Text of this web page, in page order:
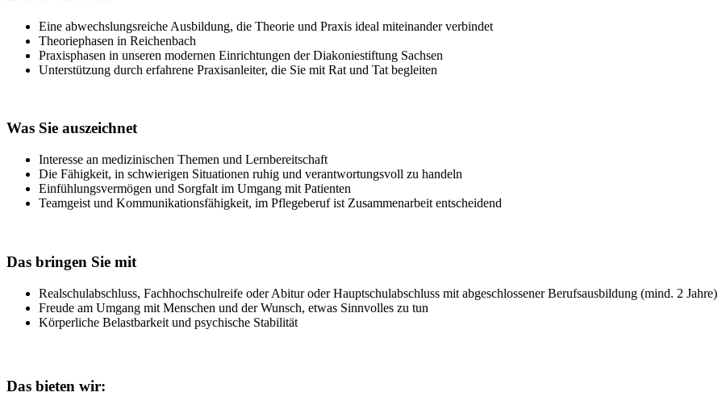
Eine abwechslungsreiche Ausbildung, die Theorie und Praxis ideal miteinander verbindet
Theoriephasen in Reichenbach
Praxisphasen in unseren modernen Einrichtungen der Diakoniestiftung Sachsen
Unterstützung durch erfahrene Praxisanleiter, die Sie mit Rat und Tat begleiten
Was Sie auszeichnet
Interesse an medizinischen Themen und Lernbereitschaft
Die Fähigkeit, in schwierigen Situationen ruhig und verantwortungsvoll zu handeln
Einfühlungsvermögen und Sorgfalt im Umgang mit Patienten
Teamgeist und Kommunikationsfähigkeit, im Pflegeberuf ist Zusammenarbeit entscheidend
Das bringen Sie mit
Realschulabschluss, Fachhochschulreife oder Abitur oder Hauptschulabschluss mit abgeschlossener Berufsausbildung (mind. 2 Jahre)
Freude am Umgang mit Menschen und der Wunsch, etwas Sinnvolles zu tun
Körperliche Belastbarkeit und psychische Stabilität
Das bieten wir: